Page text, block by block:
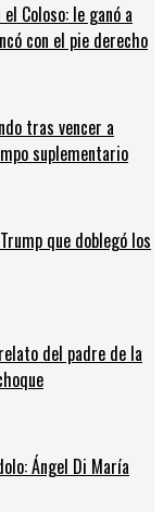
Coloso: le ganó a
con el pie derecho
tras vencer a
suplementario
que doblegó los
del padre de la
Ángel Di María